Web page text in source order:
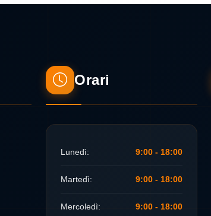
Orari
Lunedì: 9:00 - 18:00
Martedì: 9:00 - 18:00
Mercoledì: 9:00 - 18:00